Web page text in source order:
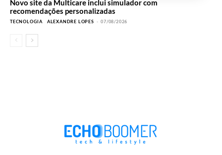
Novo site da Multicare inclui simulador com
recomendações personalizadas
TECNOLOGIA ALEXANDRE LOPES - 07/08/2026